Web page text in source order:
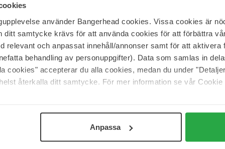
använder Bangerhead cookies. Vissa cookies är
ditt samtycke krävs för att använda cookies för att förbättra
relevant och anpassat innehåll/annonser samt för att aktivera
behandling av personuppgifter). Data som samlas in
cookies" accepterar du alla cookies, medan du under
återkalla ditt samtycke. För mer information se vår
Anpassa
39 €
De Thé Moisturising Milk
Nuxe
Comforting
400 ml